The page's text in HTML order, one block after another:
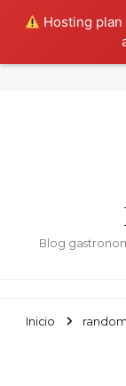
Hosting
Blog
Inicio random